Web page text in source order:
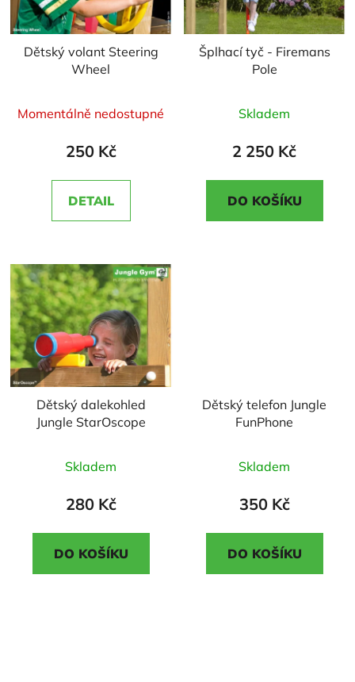
Dětský volant Steering
Wheel
hodnocení
produktu
5,0
z
Momentálně nedostupné
250 Kč
DETAIL
Šplhací tyč - Firemans
Pole
hodnocení
produktu
2,1
z
Skladem
2 250 Kč
DO KOŠÍKU
Dětský dalekohled
Jungle StarOscope
hodnocení
produktu
z
Skladem
280 Kč
DO KOŠÍKU
Dětský telefon Jungle
FunPhone
hodnocení
produktu
z
Skladem
350 Kč
DO KOŠÍKU